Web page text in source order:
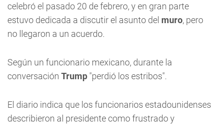
celebró el pasado 20 de febrero, y en gran parte
estuvo dedicada a discutir el asunto del muro, pero
no llegaron a un acuerdo.
Según un funcionario mexicano, durante la
conversación Trump "perdió los estribos".
El diario indica que los funcionarios estadounidenses
describieron al presidente como frustrado y